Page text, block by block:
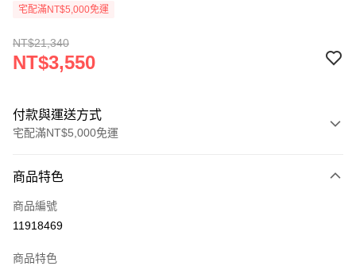
宅配滿NT$5,000免運
NT$21,340
NT$3,550
付款與運送方式
宅配滿NT$5,000免運
信用卡一次付款
LINE Pay
商品特色
商品編號
11918469
商品特色